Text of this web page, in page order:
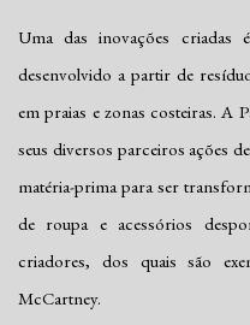
Uma das inovações
desenvolvido a partir de
em praias e zonas costeiras. A
seus diversos parceiros ações
matéria-prima para ser
de roupa e acessórios
criadores, dos quais são
McCartney.